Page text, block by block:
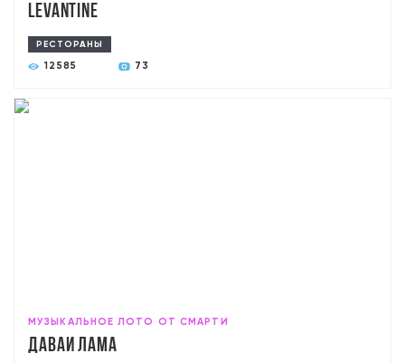
Levantine
РЕСТОРАНЫ
12585 73
МУЗЫКАЛЬНОЕ ЛОТО ОТ СМАРТИ
Давай лама